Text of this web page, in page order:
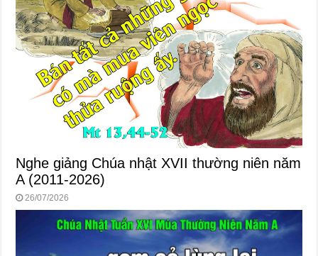
Nghe giảng Chúa nhật XVII thường niên năm
A (2011-2026)
26/07/2026